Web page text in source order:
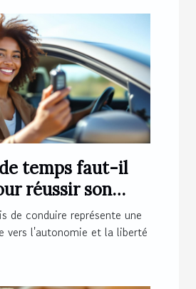
temps faut-il
réussir son
?
de conduire représente une
vers l'autonomie et la liberté